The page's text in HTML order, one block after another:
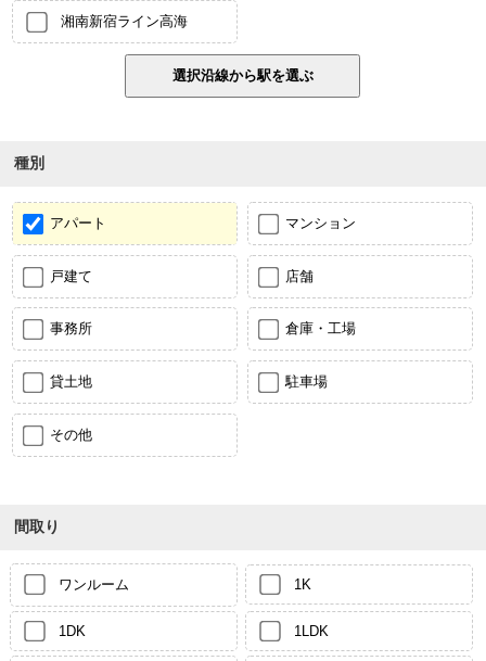
湘南新宿ライン高海
種別
アパート マンション
戸建て 店舗
事務所 倉庫・工場
貸土地 駐車場
その他
間取り
ワンルーム 1K
1DK 1LDK